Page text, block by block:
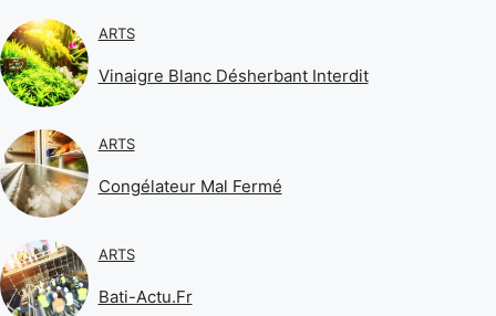
ARTS
Vinaigre Blanc Désherbant Interdit
ARTS
Congélateur Mal Fermé
ARTS
Bati-Actu.fr